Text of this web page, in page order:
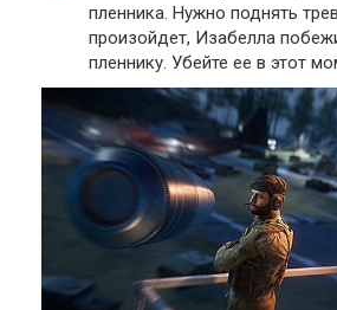
пленника. Нужно поднять
произойдет, Изабелла
пленнику. Убейте ее в этот